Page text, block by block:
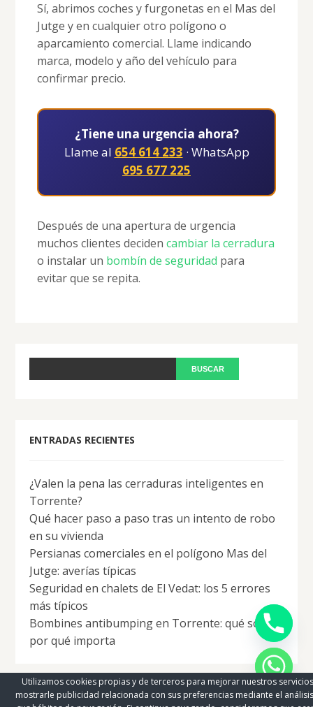
Sí, abrimos coches y furgonetas en el Mas del
Jutge y en cualquier otro polígono o
aparcamiento comercial. Llame indicando
marca, modelo y año del vehículo para
confirmar precio.
¿Tiene una urgencia ahora?
Llame al 654 614 233 · WhatsApp
695 677 225
Después de una apertura de urgencia
muchos clientes deciden cambiar la cerradura
o instalar un bombín de seguridad para
evitar que se repita.
ENTRADAS RECIENTES
¿Valen la pena las cerraduras inteligentes en
Torrente?
Qué hacer paso a paso tras un intento de robo
en su vivienda
Persianas comerciales en el polígono Mas del
Jutge: averías típicas
Seguridad en chalets de El Vedat: los 5 errores
más típicos
Bombines antibumping en Torrente: qué son y
por qué importa
Copyright © 2026 | MH Cicerolitede MH Themes
Utilizamos cookies propias y de terceros para mejorar nuestros
mostrarle publicidad relacionada con sus preferencias mediante el
H
i
d
e
c
h
a
y